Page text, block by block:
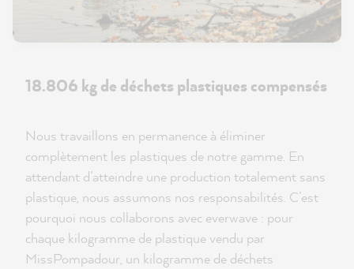
18.806 kg de déchets plastiques compensés
Nous travaillons en permanence à éliminer
complètement les plastiques de notre gamme. En
attendant d’atteindre une production totalement sans
plastique, nous assumons nos responsabilités. C’est
pourquoi nous collaborons avec everwave : pour
chaque kilogramme de plastique vendu par
MissPompadour, un kilogramme de déchets